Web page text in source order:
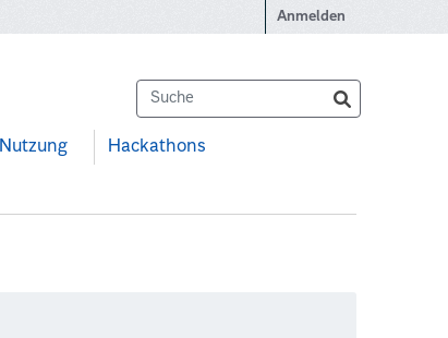
Anmelden
Nutzung Hackathons